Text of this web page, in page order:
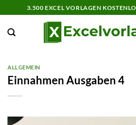
Inhalt
springen
3.500 EXCEL VORLAGEN
ALLGEMEIN
Einnahmen Ausgaben 4